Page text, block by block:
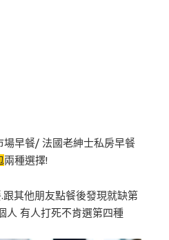
場早餐/ 法國老紳士私房早餐
兩種選擇!
其他朋友點餐後發現就缺第
人 有人打死不肯選第四種